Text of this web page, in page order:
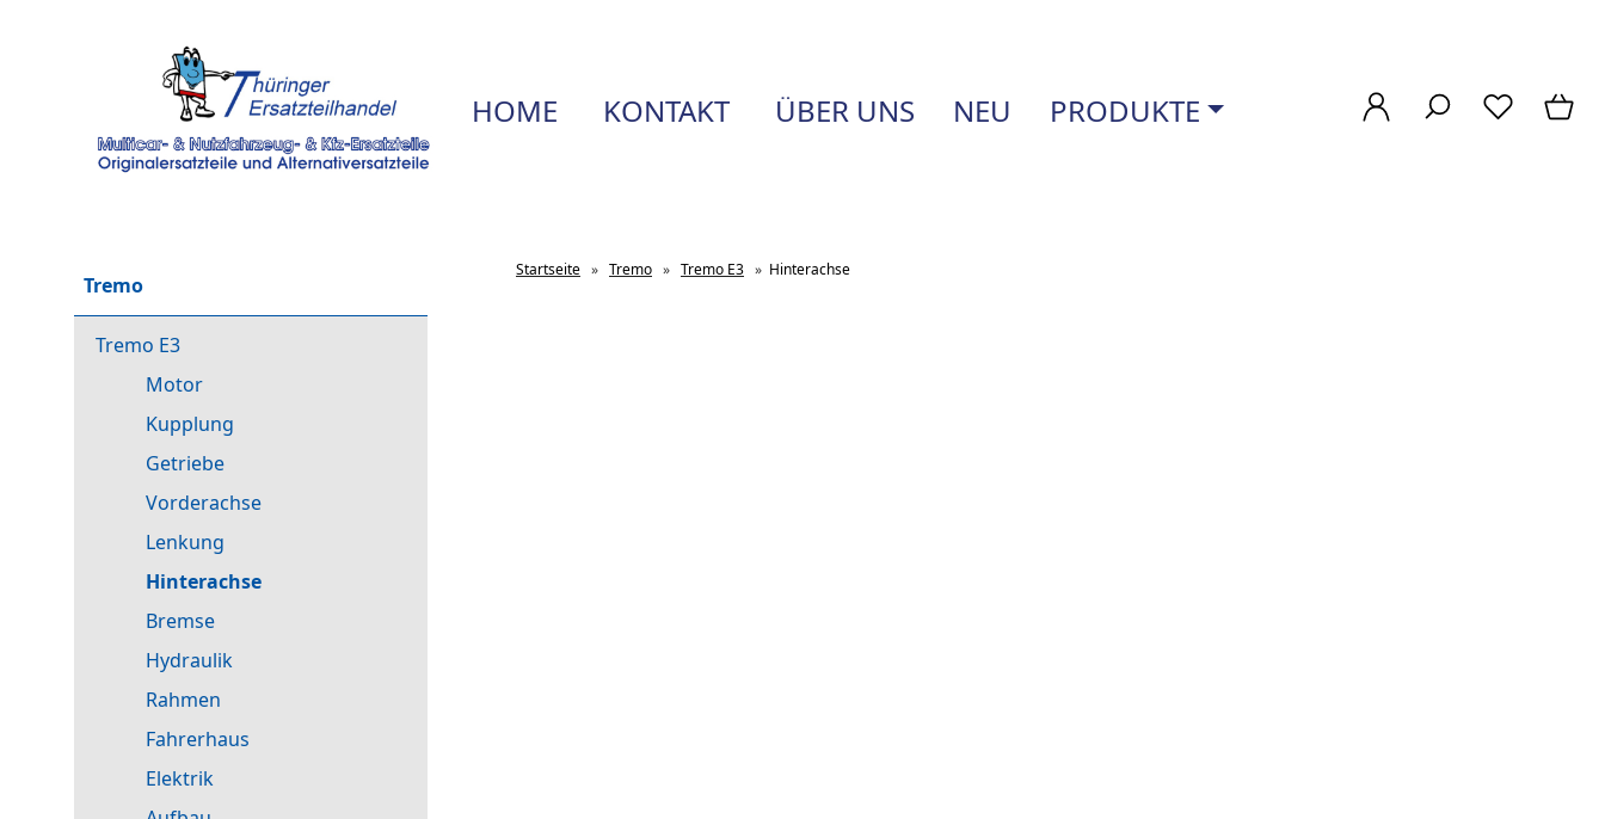
HOME KONTAKT ÜBER UNS NEU PRODUKTE
Tremo
Tremo E3
Motor
Kupplung
Getriebe
Vorderachse
Lenkung
Hinterachse
Bremse
Hydraulik
Rahmen
Fahrerhaus
Elektrik
Startseite » Tremo » Tremo E3 » Hinterachse